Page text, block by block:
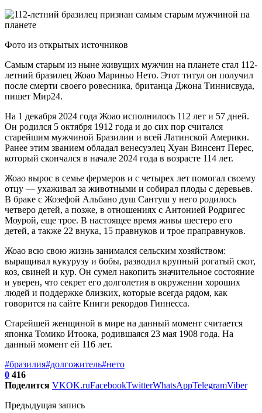
Фото из открытых источников
Самым старым из ныне живущих мужчин на планете стал 112-
летний бразилец Жоао Мариньо Нето. Этот титул он получил
после смерти своего ровесника, британца Джона Тиннисвуда,
пишет Мир24.
На 1 декабря 2024 года Жоао исполнилось 112 лет и 57 дней.
Он родился 5 октября 1912 года и до сих пор считался
старейшим мужчиной Бразилии и всей Латинской Америки.
Ранее этим званием обладал венесуэлец Хуан Винсент Перес,
который скончался в начале 2024 года в возрасте 114 лет.
Жоао вырос в семье фермеров и с четырех лет помогал своему
отцу — ухаживал за животными и собирал плоды с деревьев.
В браке с Жозефой Альбано душ Сантуш у него родилось
четверо детей, а позже, в отношениях с Антонией Родригес
Моурой, еще трое. В настоящее время живы шестеро его
детей, а также 22 внука, 15 правнуков и трое праправнуков.
Жоао всю свою жизнь занимался сельским хозяйством:
выращивал кукурузу и бобы, разводил крупный рогатый скот,
коз, свиней и кур. Он сумел накопить значительное состояние
и уверен, что секрет его долголетия в окружении хороших
людей и поддержке близких, которые всегда рядом, как
говорится на сайте Книги рекордов Гиннесса.
Старейшей женщиной в мире на данный момент считается
японка Томико Итоока, родившаяся 23 мая 1908 года. На
данный момент ей 116 лет.
#бразилия#долгожитель#нето
0 416
Поделится VKOK.ruFacebookTwitterWhatsAppTelegramViber
Предыдущая запись